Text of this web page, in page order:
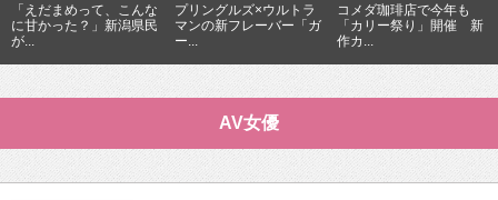
「えだまめって、こんな
に甘かった？」新潟県民
が...
プリングルズ×ウルトラ
マンの新フレーバー「ガ
ー...
コメダ珈琲店で今年も
「カリー祭り」開催 新
作カ...
AV女優